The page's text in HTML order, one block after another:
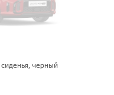
черный